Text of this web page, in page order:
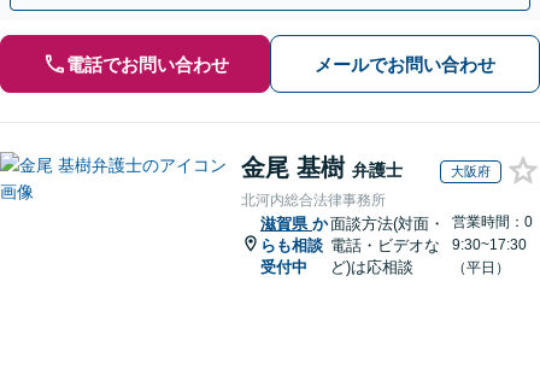
電話でお問い合わせ メールでお問い合わせ
金尾 基樹 弁護士 大阪府
北河内総合法律事務所
滋賀県 か
らも相談
受付中
面談方法(対面・
電話・ビデオな
ど)は応相談
営業時間：0
9:30~17:30
（平日）